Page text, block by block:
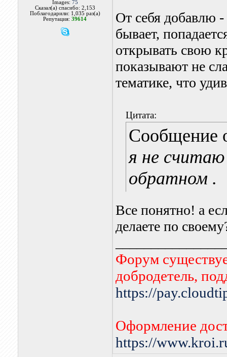
Images: 75
Сказал(а) спасибо: 2,153
Поблагодарили: 1,035 раз(а)
Репутация:39614
От себя добавлю
бывает,
открывать свою
показывают не
тематике, что
Цитата:
Сообщение
я не
обратном .
Все понятно! а
делаете по
Форум
добродетель,
https://
Оформление
https://